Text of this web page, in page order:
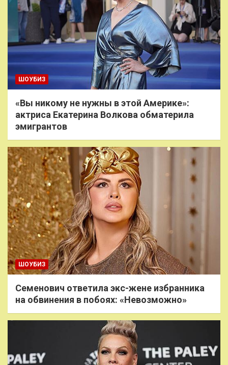
ШОУБИЗ
«Вы никому не нужны в этой Америке»:
актриса Екатерина Волкова обматерила
эмигрантов
ШОУБИЗ
Семенович ответила экс-жене избранника
на обвинения в побоях: «Невозможно»